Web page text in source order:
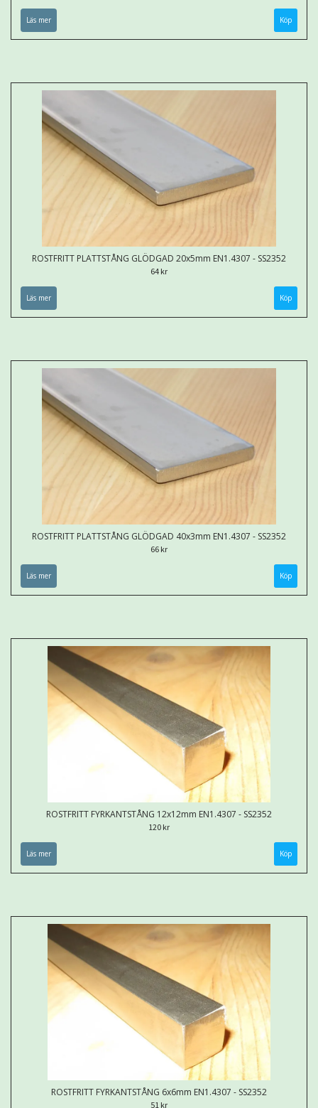
Läs mer Köp
ROSTFRITT PLATTSTÅNG GLÖDGAD 20x5mm EN1.4307 - SS2352
64 kr
Läs mer Köp
ROSTFRITT PLATTSTÅNG GLÖDGAD 40x3mm EN1.4307 - SS2352
66 kr
Läs mer Köp
ROSTFRITT FYRKANTSTÅNG 12x12mm EN1.4307 - SS2352
120 kr
Läs mer Köp
ROSTFRITT FYRKANTSTÅNG 6x6mm EN1.4307 - SS2352
51 kr